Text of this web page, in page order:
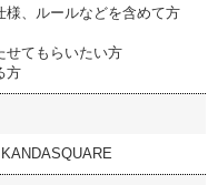
様、ルールなどを含めて方
せてもらいたい方
方